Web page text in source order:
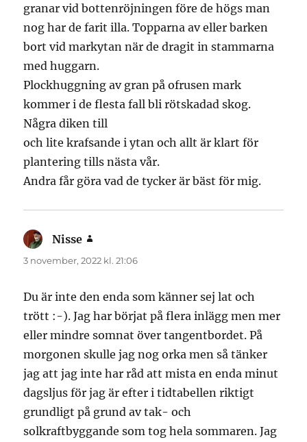
granar vid bottenröjningen före de högs man
nog har de farit illa. Topparna av eller barken
bort vid markytan när de dragit in stammarna
med huggarn.
Plockhuggning av gran på ofrusen mark
kommer i de flesta fall bli rötskadad skog.
Några diken till
och lite krafsande i ytan och allt är klart för
plantering tills nästa vår.
Andra får göra vad de tycker är bäst för mig.
Nisse
3 november, 2022 kl. 21:06
Du är inte den enda som känner sej lat och
trött :-). Jag har börjat på flera inlägg men mer
eller mindre somnat över tangentbordet. På
morgonen skulle jag nog orka men så tänker
jag att jag inte har råd att mista en enda minut
dagsljus för jag är efter i tidtabellen riktigt
grundligt på grund av tak- och
solkraftbyggande som tog hela sommaren. Jag